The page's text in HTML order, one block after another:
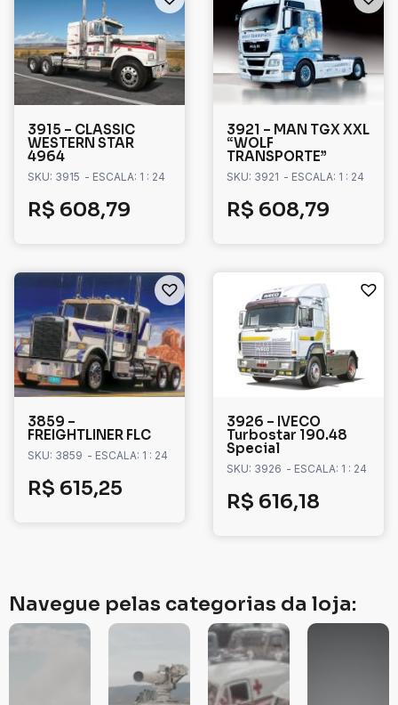
3915 – CLASSIC
WESTERN STAR
4964
SKU: 3915 - ESCALA: 1 : 24
R$ 608,79
3921 – MAN TGX XXL
“WOLF
TRANSPORTE”
SKU: 3921 - ESCALA: 1 : 24
R$ 608,79
3859 –
FREIGHTLINER FLC
SKU: 3859 - ESCALA: 1 : 24
R$ 615,25
3926 – IVECO
Turbostar 190.48
Special
SKU: 3926 - ESCALA: 1 : 24
R$ 616,18
Navegue pelas categorias da loja: